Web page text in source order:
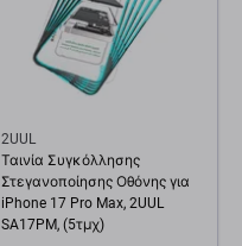
2UUL
Ταινία Συγκόλλησης
Στεγανοποίησης Οθόνης για
iPhone 17 Pro Max, 2UUL
SA17PM, (5τμχ)